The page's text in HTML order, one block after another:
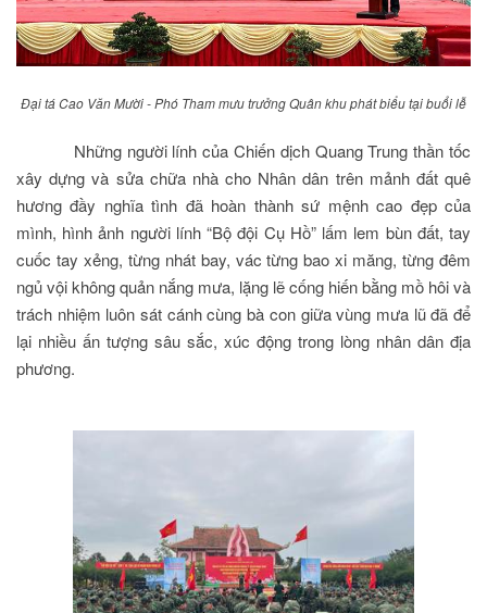
Đại tá Cao Văn Mười - Phó Tham mưu trưởng Quân khu phát biểu tại buổi lễ
Những người lính của Chiến dịch Quang Trung thần tốc
xây dựng và sửa chữa nhà cho Nhân dân trên mảnh đất quê
hương đầy nghĩa tình đã hoàn thành sứ mệnh cao đẹp của
mình, hình ảnh người lính “Bộ đội Cụ Hồ” lấm lem bùn đất, tay
cuốc tay xẻng, từng nhát bay, vác từng bao xi măng, từng đêm
ngủ vội không quản nắng mưa, lặng lẽ cống hiến bằng mồ hôi và
trách nhiệm luôn sát cánh cùng bà con giữa vùng mưa lũ đã để
lại nhiều ấn tượng sâu sắc, xúc động trong lòng nhân dân địa
phương.